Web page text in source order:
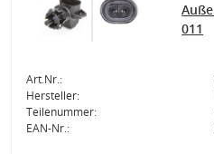
011
Art.Nr.:
Hersteller:
Teilenummer:
EAN-Nr.: